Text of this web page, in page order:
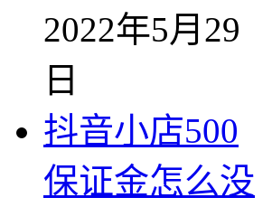
2022年5月29
日
抖音小店500
保证金怎么没